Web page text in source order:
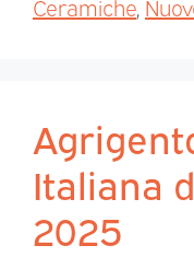
Ceramiche
Italiana
2025